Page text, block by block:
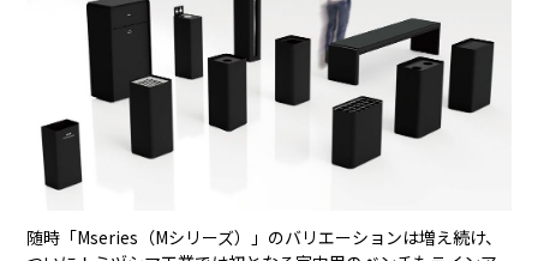
随時「Mseries（Mシリーズ）」のバリエーションは増え続け、